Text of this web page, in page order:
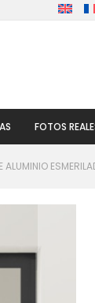
FOTOS